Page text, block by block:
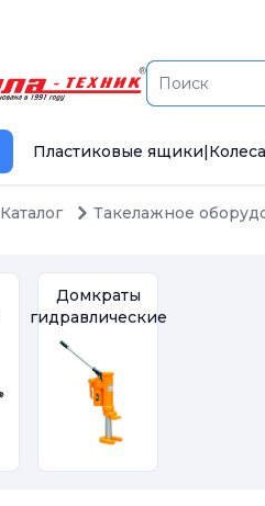
Пластиковые ящики|
Каталог Такелажное
Домкраты
гидравлические